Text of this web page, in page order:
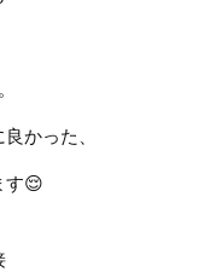
かった、
す😌